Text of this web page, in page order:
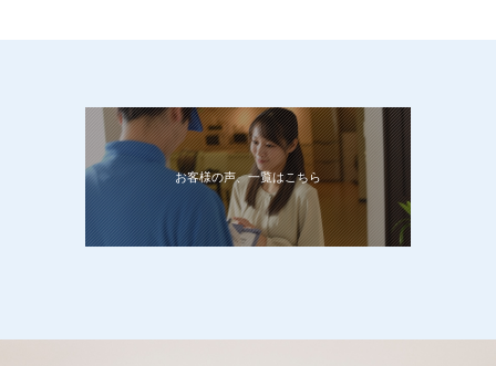
お客様の声、一覧はこちら